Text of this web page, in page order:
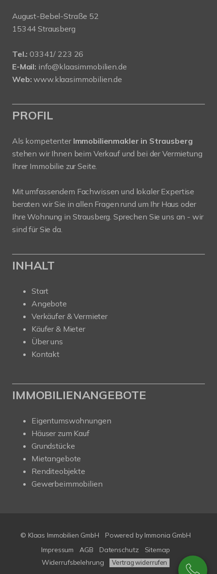
August-Bebel-Straße 52
15344 Strausberg
Tel.: 03341/ 223 26
E-Mail: info@klaasimmobilien.de
Web: www.klaasimmobilien.de
PROFIL
Als kompetenter Immobilienmakler in Strausberg
stehen wir Ihnen beim Verkauf und bei der Vermietung
Ihrer Immobilie zur Seite.
Mit umfassendem Fachwissen und lokaler Expertise
beraten wir Sie in allen Fragen rund um Ihr Haus oder
Ihre Wohnung in Strausberg. Sprechen Sie uns an - wir
sind für Sie da.
INHALT
Start
Angebote
Verkäufer & Vermieter
Käufer & Mieter
Über uns
Kontakt
IMMOBILIENANGEBOTE
Eigentumswohnungen
Häuser zum Kauf
Grundstücke
Mietangebote
Renditeobjekte
Gewerbeimmobilien
© Klaas Immobilien GmbH Powered by Immonia GmbH
Impressum
AGB Datenschutz
Sitemap
Widerrufsbelehrung
Vertrag widerrufen